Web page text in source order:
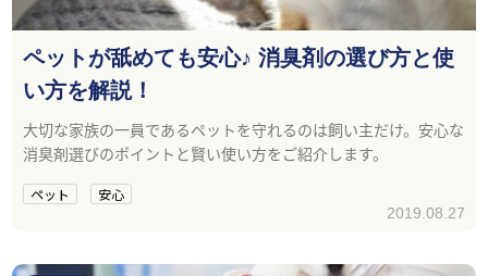
ペットが舐めても安心♪ 消臭剤の選び方と使
い方を解説！
大切な家族の一員であるペットを守れるのは飼い主だけ。安心な
消臭剤選びのポイントと賢い使い方をご紹介します。
ペット 安心
2019.08.27